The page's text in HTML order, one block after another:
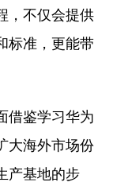
，不仅会提供
标准，更能带
鉴学习华为
大海外市场份
产基地的步